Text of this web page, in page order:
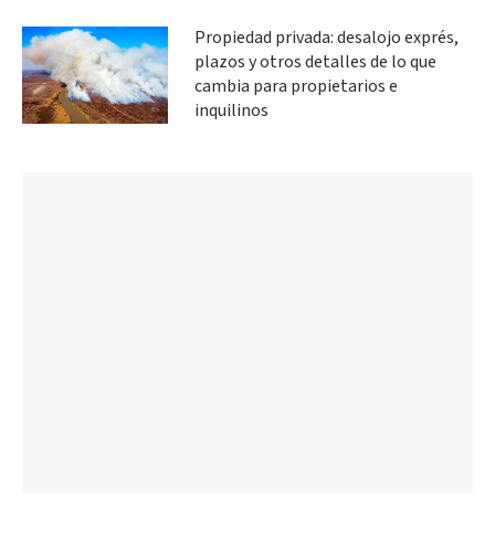
Propiedad privada: desalojo exprés,
plazos y otros detalles de lo que
cambia para propietarios e
inquilinos